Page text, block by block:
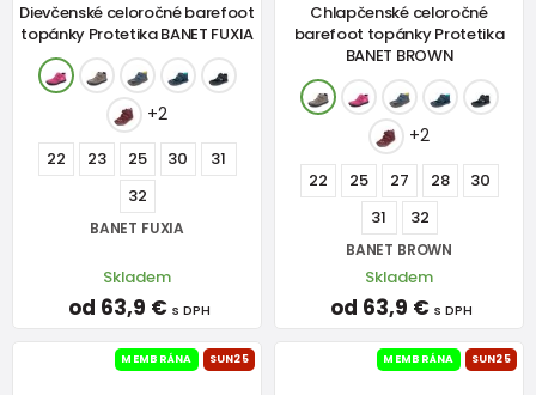
Dievčenské celoročné barefoot
topánky Protetika BANET FUXIA
+2
22 23 25 30
31
32
BANET FUXIA
Skladem
od 63,9 € s DPH
Chlapčenské celoročné
barefoot topánky Protetika
BANET BROWN
+2
22 25 27 28
30
31
32
BANET BROWN
Skladem
od 63,9 € s DPH
MEMBRÁNA SUN25 MEMBRÁNA SUN25